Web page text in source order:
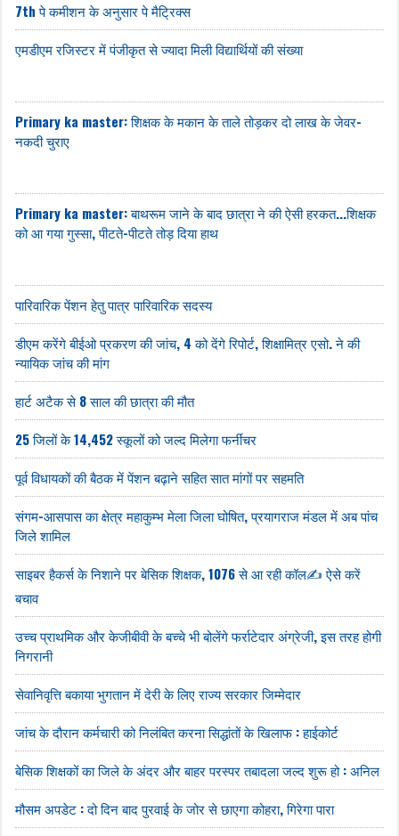
7th पे कमीशन के अनुसार पे मैट्रिक्स
एमडीएम रजिस्टर में पंजीकृत से ज्यादा मिली विद्यार्थियों की संख्या
Primary ka master: शिक्षक के मकान के ताले तोड़कर दो लाख के जेवर-
नकदी चुराए
Primary ka master: बाथरूम जाने के बाद छात्रा ने की ऐसी हरकत...शिक्षक
को आ गया गुस्सा, पीटते-पीटते तोड़ दिया हाथ
पारिवारिक पेंशन हेतु पात्र पारिवारिक सदस्य
डीएम करेंगे बीईओ प्रकरण की जांच, 4 को देंगे रिपोर्ट, शिक्षामित्र एसो. ने की
न्यायिक जांच की मांग
हार्ट अटैक से 8 साल की छात्रा की मौत
25 जिलों के 14,452 स्कूलों को जल्द मिलेगा फर्नीचर
पूर्व विधायकों की बैठक में पेंशन बढ़ाने सहित सात मांगों पर सहमति
संगम-आसपास का क्षेत्र महाकुम्भ मेला जिला घोषित, प्रयागराज मंडल में अब पांच
जिले शामिल
साइबर हैकर्स के निशाने पर बेसिक शिक्षक, 1076 से आ रही कॉल✍️ ऐसे करें
बचाव
उच्च प्राथमिक और केजीबीवी के बच्चे भी बोलेंगे फर्राटेदार अंग्रेजी, इस तरह होगी
निगरानी
सेवानिवृत्ति बकाया भुगतान में देरी के लिए राज्य सरकार जिम्मेदार
जांच के दौरान कर्मचारी को निलंबित करना सिद्धांतों के खिलाफ : हाईकोर्ट
बेसिक शिक्षकों का जिले के अंदर और बाहर परस्पर तबादला जल्द शुरू हो : अनिल
मौसम अपडेट : दो दिन बाद पुरवाई के जोर से छाएगा कोहरा, गिरेगा पारा